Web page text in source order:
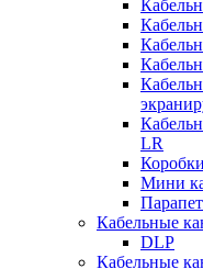
LR
Мини
Кабельные
DLP
Кабельные